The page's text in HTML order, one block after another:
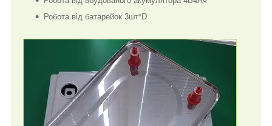
Робота від батарейок 3шт*D